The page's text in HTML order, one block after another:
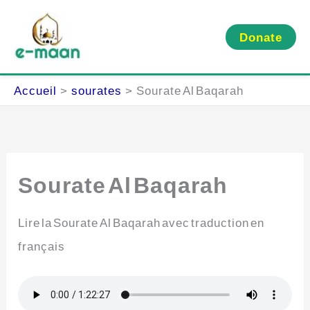
contenu
Donate
Accueil sourates Sourate Al Baqarah
Sourate Al Baqarah
Lire la Sourate Al Baqarah avec traduction en
français